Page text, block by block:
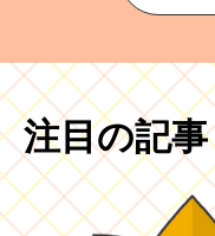
注目の記事